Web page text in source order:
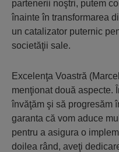
partenerii noştri, putem
înainte în transformarea
un catalizator puternic
societăţii sale.
Excelenţa Voastră
menţionat două aspecte.
învăţăm şi să progresăm
garanta că vom aduce
pentru a asigura o
doilea rând, aveţi